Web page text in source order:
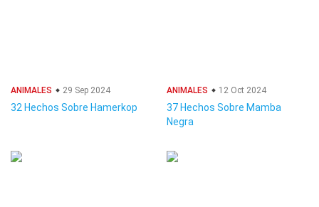
ANIMALES 29 Sep 2024
32 Hechos Sobre Hamerkop
ANIMALES 12 Oct 2024
37 Hechos Sobre Mamba
Negra